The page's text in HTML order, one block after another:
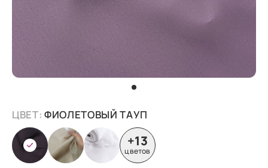
ЦВЕТ:ФИОЛЕТОВЫЙ ТАУП
+13
цветов